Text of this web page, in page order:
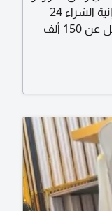
القوز يفضل مساحة الأرض 30 ألف أو 40 ألف قدم ميزانية الشراء 24
مليون أو أقل الشراء كاش ابحث معنا ولك عمولة لا تقل عن 150 ألف